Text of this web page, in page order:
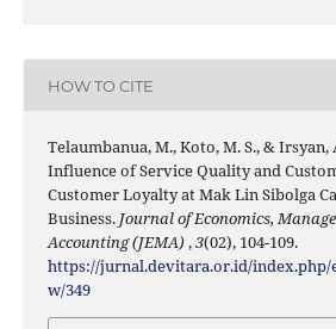
HOW TO CITE
Telaumbanua, M., Koto, M. S., & Irsyan,
Influence of Service Quality and
Customer Loyalty at Mak Lin Sibolga
Business. Journal of Economics,
Accounting (JEMA) ,3(02), 104-109.
https://jurnal.devitara.or.id/
w/349